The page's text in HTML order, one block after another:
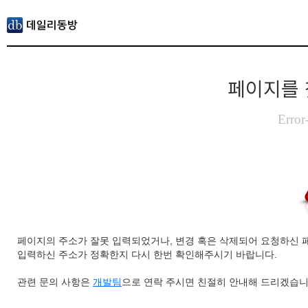
페이지를
페이지의 주소가 잘못 입력되었거나, 변경 혹은 삭제되어 요청하신
입력하신 주소가 정확한지 다시 한번 확인해주시기 바랍니다.
관련 문의 사항은 개발팀 으로 연락 주시면 친절히 안내해 드리겠습